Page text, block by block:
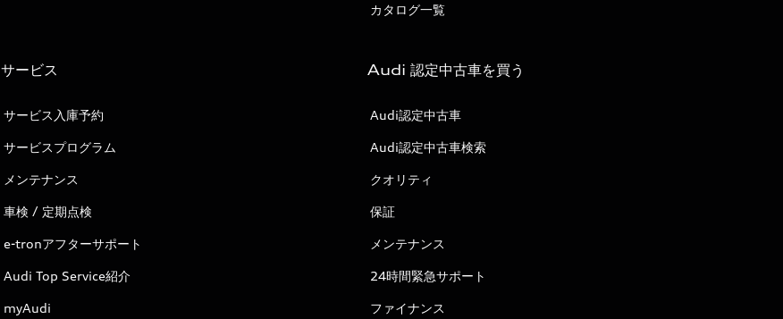
カタログ一覧
サービス
サービス入庫予約
サービスプログラム
メンテナンス
車検 / 定期点検
e-tronアフターサポート
Audi Top Service紹介
myAudi
Audi 認定中古車を買う
Audi認定中古車
Audi認定中古車検索
クオリティ
保証
メンテナンス
24時間緊急サポート
ファイナンス